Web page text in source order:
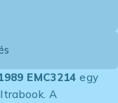
EMC3214 egy
A